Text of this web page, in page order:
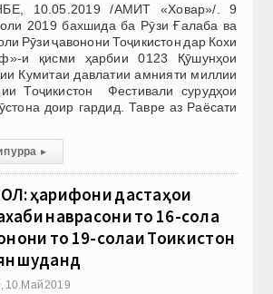
10.05.2019 /АМИТ «Ховар»/. 9
2019 бахшида ба Рӯзи Ғалаба ва
Рӯзи ҷавонони Тоҷикистон дар Кохи
и қисми ҳарбии 0123 Қӯшунҳои
Кумитаи давлатии амнияти миллии
Тоҷикистон Фестивали сурудҳои
доир гардид. Тавре аз Раёсати
пурра ▸
ҳарифони дастаҳои
наврасони то 16-сола
то 19-солаи Тоҷикистон
шуданд
10.Май 2019